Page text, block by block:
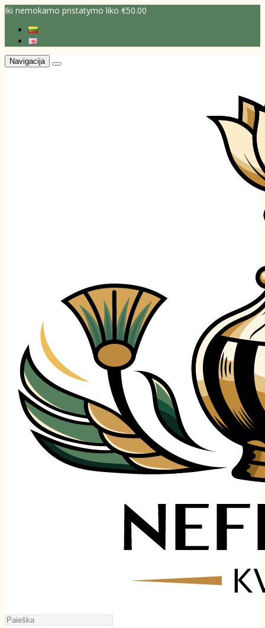
Iki nemokamo pristatymo liko €50.00
Navigacija